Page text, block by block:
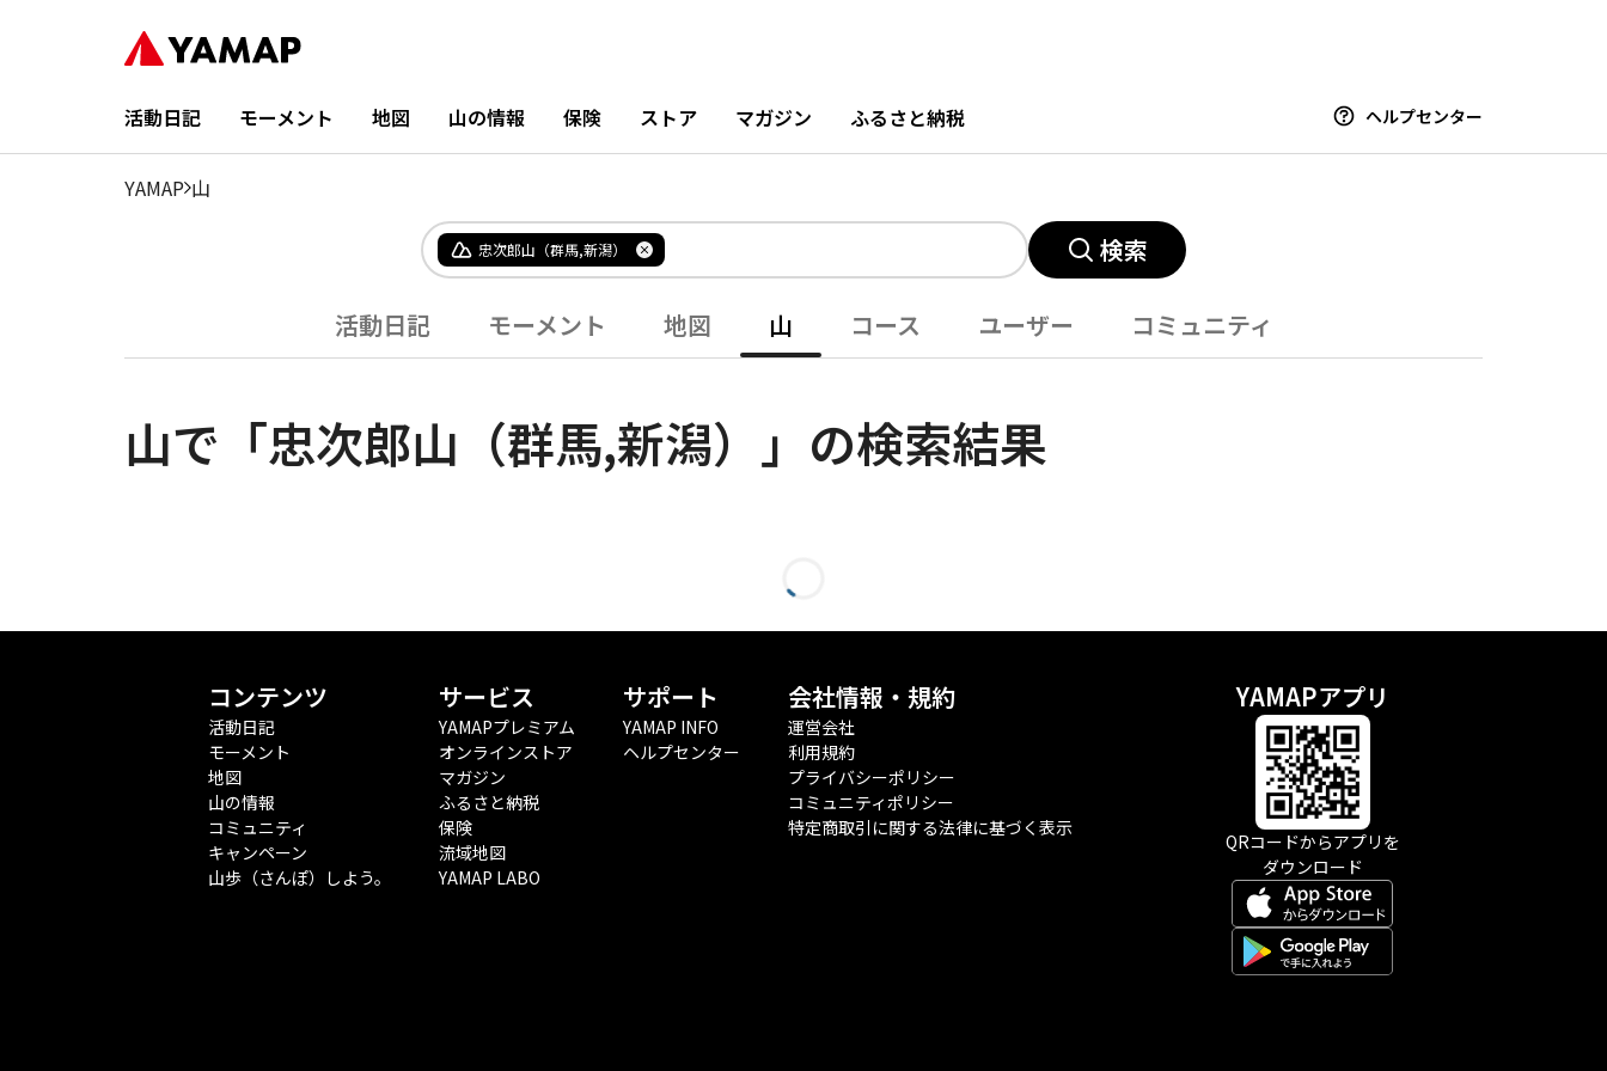
活動日記 モーメント 地図 山の情報 保険 ストア マガジン ふるさと納税 ヘルプセンター
YAMAP 山
忠次郎山（群馬,新潟） 検索
活動日記 モーメント 地図 山 コース ユーザー コミュニティ
山で「忠次郎山（群馬,新潟）」の検索結果
コンテンツ
活動日記
モーメント
地図
山の情報
コミュニティ
キャンペーン
山歩（さんぽ）しよう。
サービス
YAMAPプレミアム
オンラインストア
マガジン
ふるさと納税
保険
流域地図
YAMAP LABO
サポート
YAMAP INFO
ヘルプセンター
会社情報・規約
運営会社
利用規約
プライバシーポリシー
コミュニティポリシー
特定商取引に関する法律に基づく表示
YAMAPアプリ
QRコードからアプリを
ダウンロード